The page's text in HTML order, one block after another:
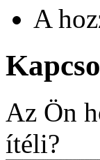
A
Az Ön
ítéli?